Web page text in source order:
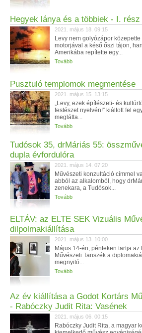
Hegyek lánya és a többiek - I. rész
2021. május 18. 09:15
Levy nem golyózápor
motorjával a késő őszi tájon,
Amerikába repítette egy...
Tovább
Pusztuló templomok megmentése
2021. május 15. 13:15
„Levy, ezek építészeti- és
festészet nyelvén!” kiáltott fel
meglátta...
Tovább
Tudósok 35, drMáriás 55:
dupla évfordulóra
2021. május 14. 07:20
Művészeti konzultáció címmel
abból az alkalomból, hogy
zenekara, a Tudósok...
Tovább
ELTÁV: az ELTE SEK Vizuális
dilpolmakiállítása
2021. május 13. 10:00
Május 14-én, pénteken tartja az
Művészeti Tanszék a
megnyitó...
Tovább
Az év kiállítása a Godot Kortárs
- Rabóczky Judit Rita: Vasének
2021. május 06. 00:15
Rabóczky Judit Rita, a magyar